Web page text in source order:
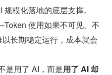
模化落地的底层支撑。
使用如果不可见、不
长期稳定运行，成本就会
是用了 AI，而是用了 AI 却